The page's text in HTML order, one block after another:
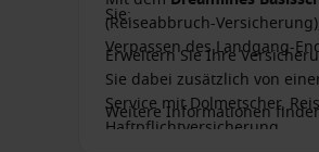
HAPPY FAMILY COMFORT -
separaten Kabinen und
einer Innenkabine.
Sie:
(Reiseabbruch-
Verpassen des Landgang-
Erweitern Sie Ihre
Sie dabei zusätzlich von
Service mit Dolmetscher,
Haftpflichtversicherung.
Weitere Informationen